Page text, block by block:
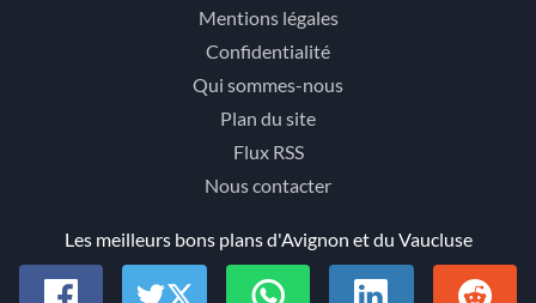
Mentions légales
Confidentialité
Qui sommes-nous
Plan du site
Flux RSS
Nous contacter
Les meilleurs bons plans d'Avignon et du Vaucluse